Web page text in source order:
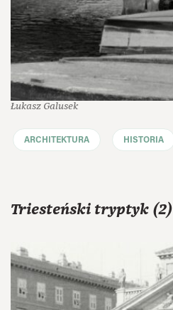
Łukasz Galusek
ARCHITEKTURA HISTORIA
Triesteński tryptyk (2)